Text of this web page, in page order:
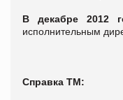
В декабре 2012
исполнительным
Справка ТМ: